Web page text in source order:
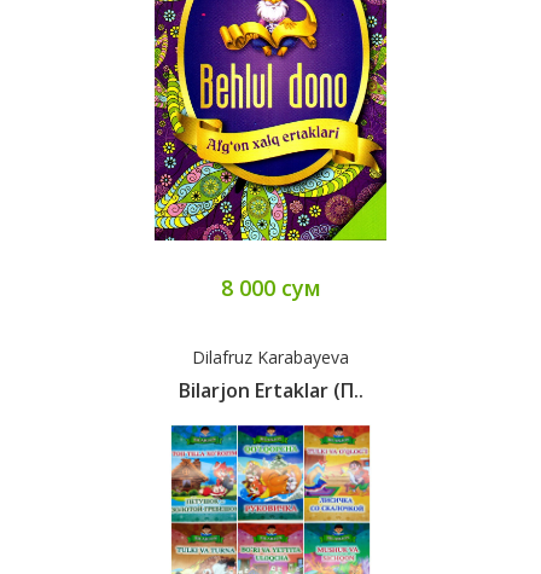
8 000 сум
Dilafruz Karabayeva
Bilarjon Ertaklar (п..